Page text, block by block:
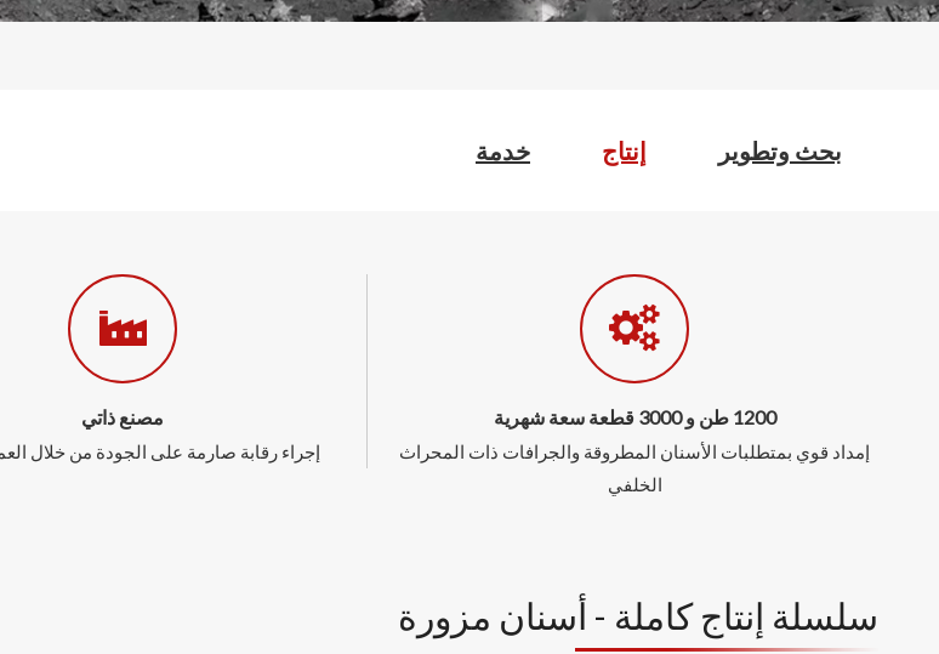
بحث وتطوير إنتاج خدمة
مصنع ذاتي
إجراء رقابة صارمة على الجودة من خلال
1200 طن و 3000 قطعة سعة شهرية
إمداد قوي بمتطلبات الأسنان المطروقة والجرافات ذات المحراث
الخلفي
سلسلة إنتاج كاملة - أسنان مزورة